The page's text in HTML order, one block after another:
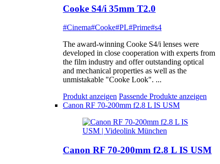
Cooke S4/i 35mm T2.0
#Cinema#Cooke#PL#Prime#s4
The award-winning Cooke S4/i lenses were
developed in close cooperation with experts from
the film industry and offer outstanding optical
and mechanical properties as well as the
unmistakable "Cooke Look". ...
Produkt anzeigen Passende Produkte anzeigen
Canon RF 70-200mm f2.8 L IS USM
Canon RF 70-200mm f2.8 L IS USM